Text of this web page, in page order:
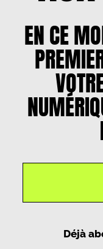
EN CE
Déjà